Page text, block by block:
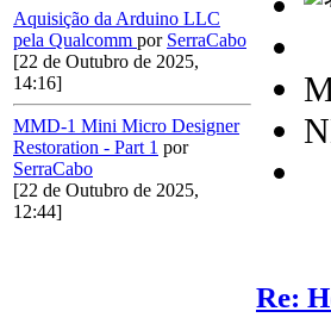
Aquisição da Arduino LLC
pela Qualcomm por SerraCabo
[22 de Outubro de 2025,
14:16]
MMD-1 Mini Micro Designer
Restoration - Part 1 por
SerraCabo
[22 de Outubro de 2025,
12:44]
Re: